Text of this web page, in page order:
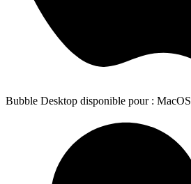
Bubble Desktop disponible pour : MacOS